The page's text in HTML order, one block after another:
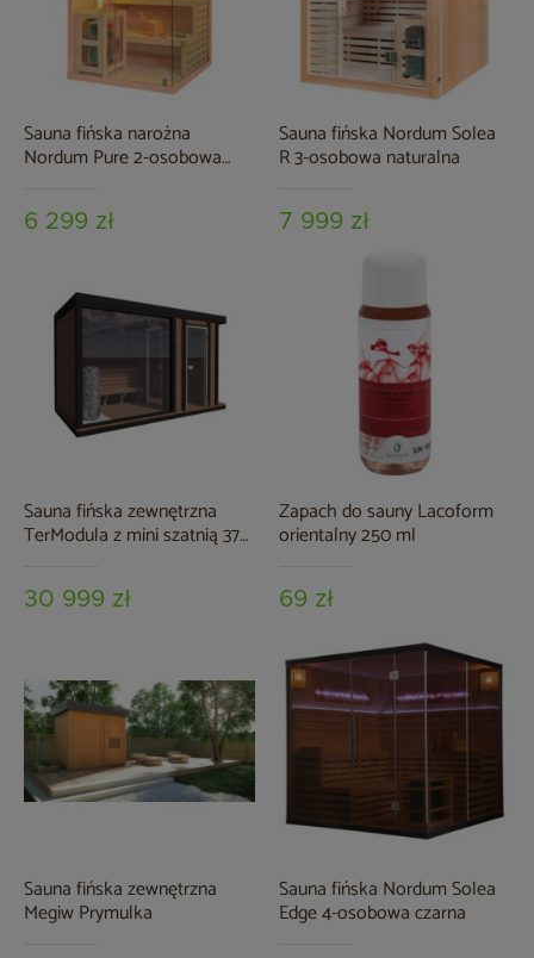
Sauna fińska narożna
Nordum Pure 2-osobowa
6 299 zł
Sauna fińska Nordum Solea
R 3-osobowa naturalna
7 999 zł
Sauna fińska zewnętrzna
TerModula z mini szatnią 373
30 999 zł
Zapach do sauny Lacoform
orientalny 250 ml
69 zł
Sauna fińska zewnętrzna
Megiw Prymulka
Sauna fińska Nordum Solea
Edge 4-osobowa czarna